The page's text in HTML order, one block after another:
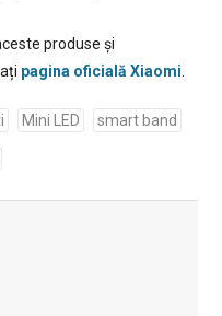
produse și
pagina oficială Xiaomi.
Mini LED smart band